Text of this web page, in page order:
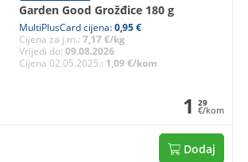
Garden Good Grožđice 180 g
MultiPlusCard cijena:0,95 €
Cijena za j.m.:7,17 €/kg
Vrijedi do:09.08.2026
Cijena 02.05.2025.: 1,09 €/kom
1 29
€/kom
Dodaj